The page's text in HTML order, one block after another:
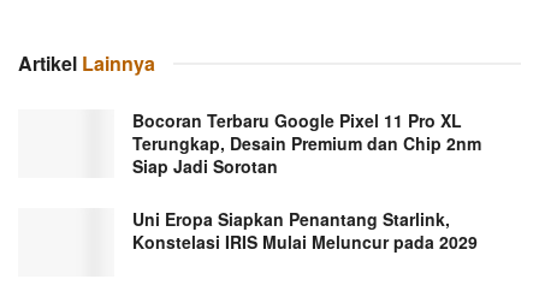
Artikel Lainnya
Bocoran Terbaru Google Pixel 11 Pro XL
Terungkap, Desain Premium dan Chip 2nm
Siap Jadi Sorotan
Uni Eropa Siapkan Penantang Starlink,
Konstelasi IRIS Mulai Meluncur pada 2029